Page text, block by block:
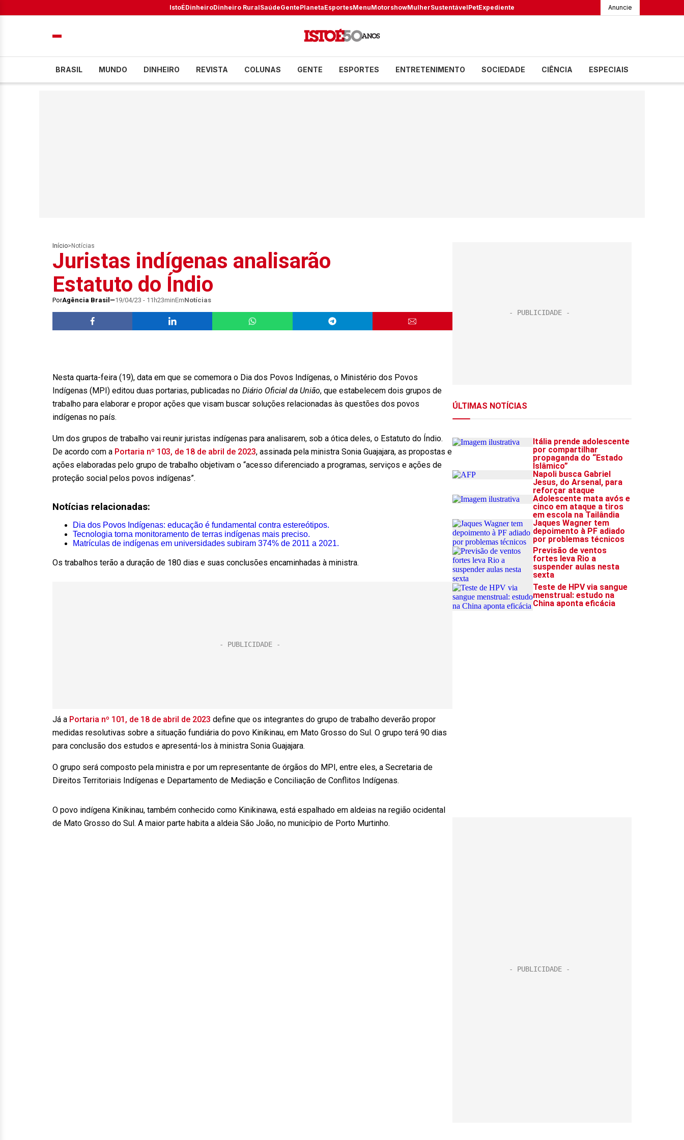
IstoÉDinheiroDinheiro RuralSaúdeGentePlanetaEsportesMenuMotorshowMulherSustentávelPetExpediente Anuncie
BRASIL MUNDO DINHEIRO REVISTA COLUNAS GENTE ESPORTES ENTRETENIMENTO SOCIEDADE CIÊNCIA ESPECIAIS
Início> Notícias
Juristas indígenas analisarão
Estatuto do Índio
PorAgência Brasil 19/04/23 - 11h23minEmNotícias
Nesta quarta-feira (19), data em que se comemora o Dia dos Povos Indígenas, o Ministério dos Povos
Indígenas (MPI) editou duas portarias, publicadas no Diário Oficial da União, que estabelecem dois grupos de
trabalho para elaborar e propor ações que visam buscar soluções relacionadas às questões dos povos
indígenas no país.
Um dos grupos de trabalho vai reunir juristas indígenas para analisarem, sob a ótica deles, o Estatuto do Índio.
De acordo com a Portaria nº 103, de 18 de abril de 2023, assinada pela ministra Sonia Guajajara, as propostas e
ações elaboradas pelo grupo de trabalho objetivam o “acesso diferenciado a programas, serviços e ações de
proteção social pelos povos indígenas”.
Notícias relacionadas:
Dia dos Povos Indígenas: educação é fundamental contra estereótipos.
Tecnologia torna monitoramento de terras indígenas mais preciso.
Matrículas de indígenas em universidades subiram 374% de 2011 a 2021.
Os trabalhos terão a duração de 180 dias e suas conclusões encaminhadas à ministra.
Já a Portaria nº 101, de 18 de abril de 2023 define que os integrantes do grupo de trabalho deverão propor
medidas resolutivas sobre a situação fundiária do povo Kinikinau, em Mato Grosso do Sul. O grupo terá 90 dias
para conclusão dos estudos e apresentá-los à ministra Sonia Guajajara.
O grupo será composto pela ministra e por um representante de órgãos do MPI, entre eles, a Secretaria de
Direitos Territoriais Indígenas e Departamento de Mediação e Conciliação de Conflitos Indígenas.
O povo indígena Kinikinau, também conhecido como Kinikinawa, está espalhado em aldeias na região ocidental
de Mato Grosso do Sul. A maior parte habita a aldeia São João, no município de Porto Murtinho.